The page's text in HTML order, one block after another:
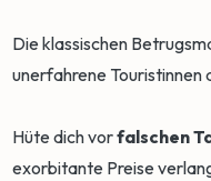
Die klassischen
unerfahrene Touristinnen
Hüte dich vorfalschen
exorbitante Preise